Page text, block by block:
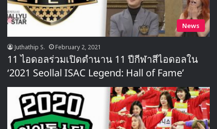
News
Juthathip S. February 2, 2021
11 ไอดอลร่วมเปิดตำนาน 11 ปีกีฬาสีไอดอลใน
‘2021 Seollal ISAC Legend: Hall of Fame’